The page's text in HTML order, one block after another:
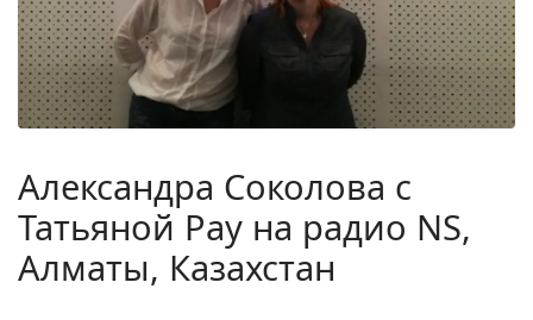
Александра Соколова с
Татьяной Рау на радио NS,
Алматы, Казахстан